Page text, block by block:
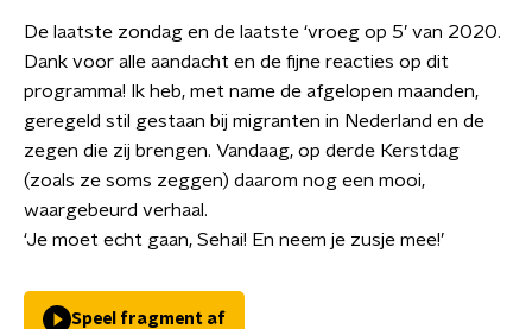
De laatste zondag en de laatste ‘vroeg op 5’ van 2020.
Dank voor alle aandacht en de fijne reacties op dit
programma! Ik heb, met name de afgelopen maanden,
geregeld stil gestaan bij migranten in Nederland en de
zegen die zij brengen. Vandaag, op derde Kerstdag
(zoals ze soms zeggen) daarom nog een mooi,
waargebeurd verhaal.
‘Je moet echt gaan, Sehai! En neem je zusje mee!’
Speel fragment af